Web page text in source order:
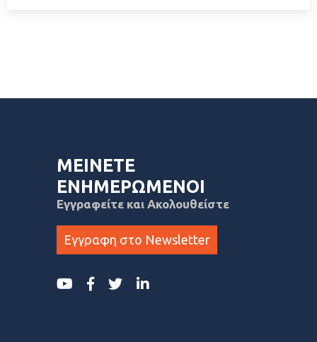
ΜΕΙΝΕΤΕ
ΕΝΗΜΕΡΩΜΕΝΟΙ
Εγγραφείτε και Ακολουθείστε
Εγγραφη στο Newsletter